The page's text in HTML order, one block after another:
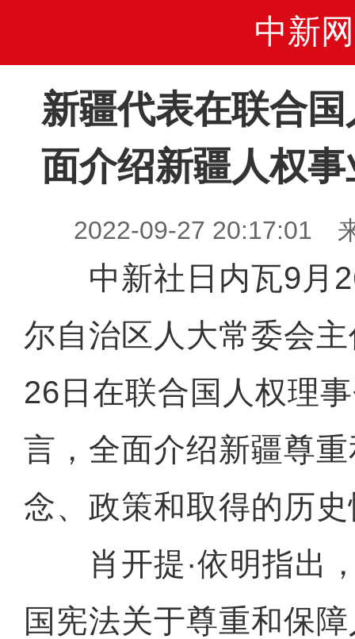
中新网
新疆代表在联合
面介绍新疆人权
2022-09-27 20:17:01
中新社日内瓦9月
尔自治区人大常委会
26日在联合国人权理
言，全面介绍新疆尊
念、政策和取得的历
肖开提·依明指出，
国宪法关于尊重和保